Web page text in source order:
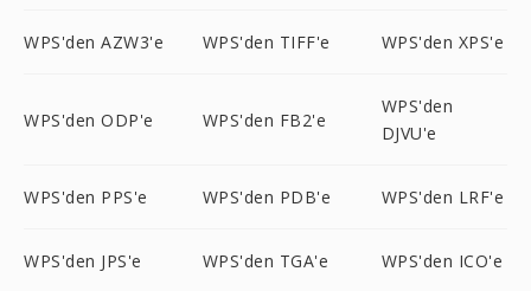
WPS'den AZW3'e WPS'den TIFF'e WPS'den XPS'e
WPS'den ODP'e WPS'den FB2'e
WPS'den
DJVU'e
WPS'den PPS'e WPS'den PDB'e WPS'den LRF'e
WPS'den JPS'e WPS'den TGA'e WPS'den ICO'e